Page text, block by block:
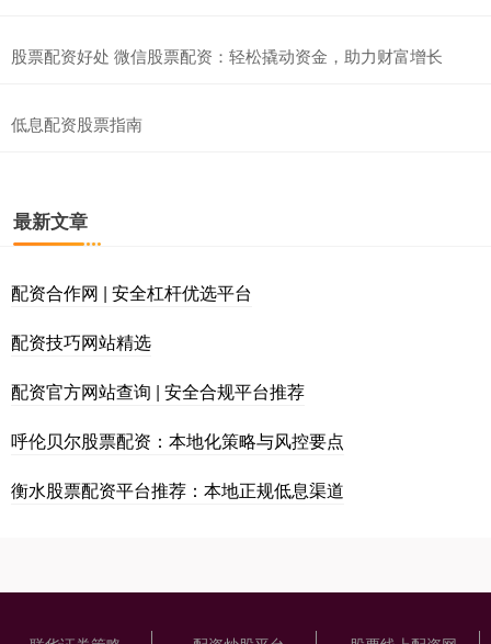
股票配资好处 微信股票配资：轻松撬动资金，助力财富增长
低息配资股票指南
最新文章
配资合作网 | 安全杠杆优选平台
配资技巧网站精选
配资官方网站查询 | 安全合规平台推荐
呼伦贝尔股票配资：本地化策略与风控要点
衡水股票配资平台推荐：本地正规低息渠道